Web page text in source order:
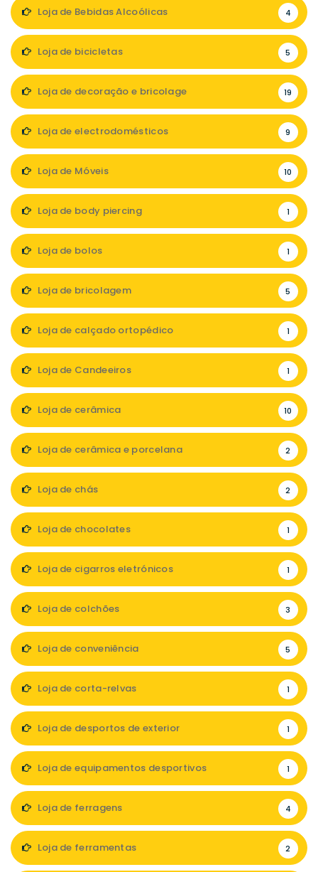
Loja de Bebidas Alcoólicas 4
Loja de bicicletas 5
Loja de decoração e bricolage 19
Loja de electrodomésticos 9
Loja de Móveis 10
Loja de body piercing 1
Loja de bolos 1
Loja de bricolagem 5
Loja de calçado ortopédico 1
Loja de Candeeiros 1
Loja de cerâmica 10
Loja de cerâmica e porcelana 2
Loja de chás 2
Loja de chocolates 1
Loja de cigarros eletrónicos 1
Loja de colchões 3
Loja de conveniência 5
Loja de corta-relvas 1
Loja de desportos de exterior 1
Loja de equipamentos desportivos 1
Loja de ferragens 4
Loja de ferramentas 2